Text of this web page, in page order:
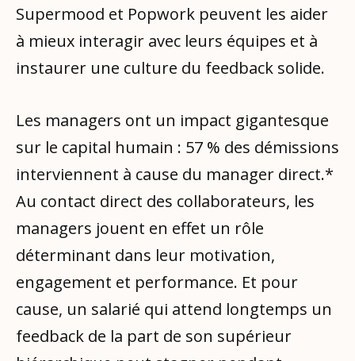
Supermood et Popwork peuvent les aider
à mieux interagir avec leurs équipes et à
instaurer une culture du feedback solide.
Les managers ont un impact gigantesque
sur le capital humain : 57 % des démissions
interviennent à cause du manager direct.*
Au contact direct des collaborateurs, les
managers jouent en effet un rôle
déterminant dans leur motivation,
engagement et performance. Et pour
cause, un salarié qui attend longtemps un
feedback de la part de son supérieur